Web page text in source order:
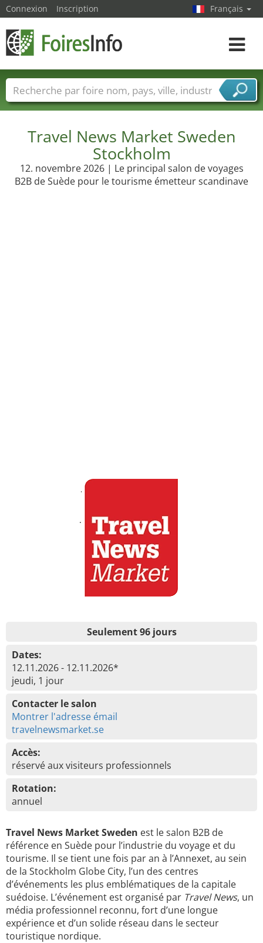
Travel News Market Sweden
Stockholm
12. novembre 2026 | Le principal salon de voyages
B2B de Suède pour le tourisme émetteur scandinave
Seulement 96 jours
Dates:
12.11.2026 - 12.11.2026*
jeudi, 1 jour
Contacter le salon
Montrer l'adresse émail
travelnewsmarket.se
Accès:
réservé aux visiteurs professionnels
Rotation:
annuel
Travel News Market Sweden est le salon B2B de
référence en Suède pour l’industrie du voyage et du
tourisme. Il se tient une fois par an à l’Annexet, au sein
de la Stockholm Globe City, l’un des centres
d’événements les plus emblématiques de la capitale
suédoise. L’événement est organisé par Travel News, un
média professionnel reconnu, fort d’une longue
expérience et d’un solide réseau dans le secteur
touristique nordique.
Connexion Inscription Français
Toggle
Foire noms Pays Villes
Secteurs de foire